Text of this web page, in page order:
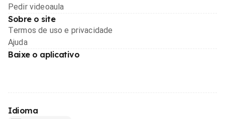
Pedir videoaula
Sobre o site
Termos de uso e privacidade
Ajuda
Baixe o aplicativo
Idioma